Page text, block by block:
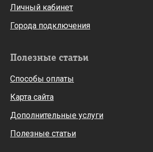
Личный кабинет
Города подключения
Полезные статьи
Способы оплаты
Карта сайта
Дополнительные услуги
Полезные статьи